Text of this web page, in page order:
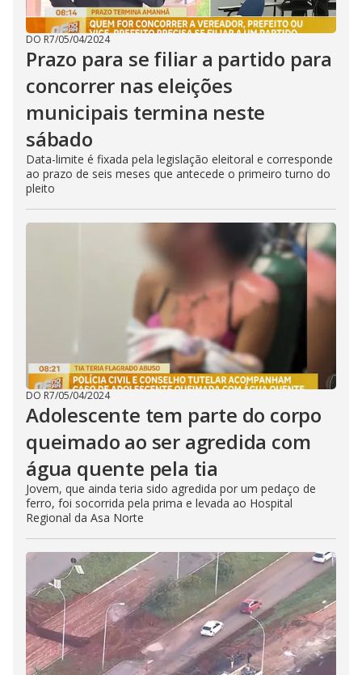
DO R7/05/04/2024
Prazo para se filiar a partido para
concorrer nas eleições
municipais termina neste
sábado
Data-limite é fixada pela legislação eleitoral e corresponde
ao prazo de seis meses que antecede o primeiro turno do
pleito
DO R7/05/04/2024
Adolescente tem parte do corpo
queimado ao ser agredida com
água quente pela tia
Jovem, que ainda teria sido agredida por um pedaço de
ferro, foi socorrida pela prima e levada ao Hospital
Regional da Asa Norte